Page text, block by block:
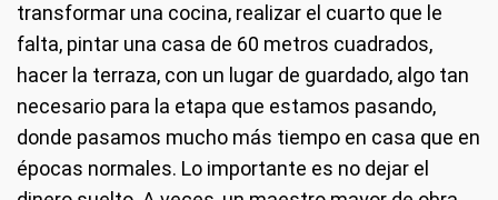
transformar una cocina, realizar el cuarto que le
falta, pintar una casa de 60 metros cuadrados,
hacer la terraza, con un lugar de guardado, algo tan
necesario para la etapa que estamos pasando,
donde pasamos mucho más tiempo en casa que en
épocas normales. Lo importante es no dejar el